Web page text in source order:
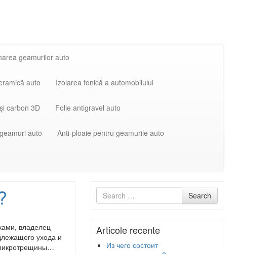
geamurilor auto
auto Izolarea fonică a automobilului
carbon 3D Folie antigravel auto
auto Anti-ploaie pentru geamurile auto
владелец
ухода и
Search
for
Search
Articole recente
Из чего состоит